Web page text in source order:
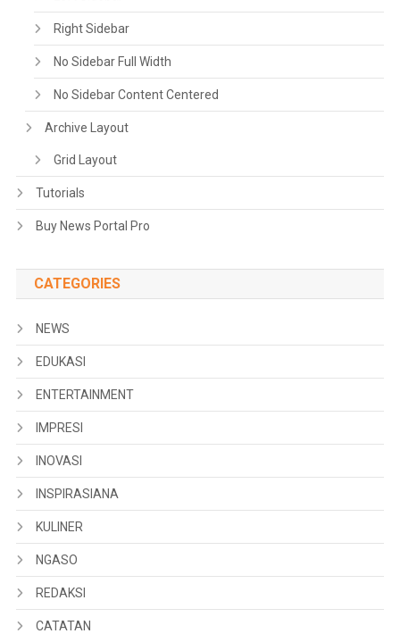
Right Sidebar
No Sidebar Full Width
No Sidebar Content Centered
Archive Layout
Grid Layout
Tutorials
Buy News Portal Pro
CATEGORIES
NEWS
EDUKASI
ENTERTAINMENT
IMPRESI
INOVASI
INSPIRASIANA
KULINER
NGASO
REDAKSI
CATATAN